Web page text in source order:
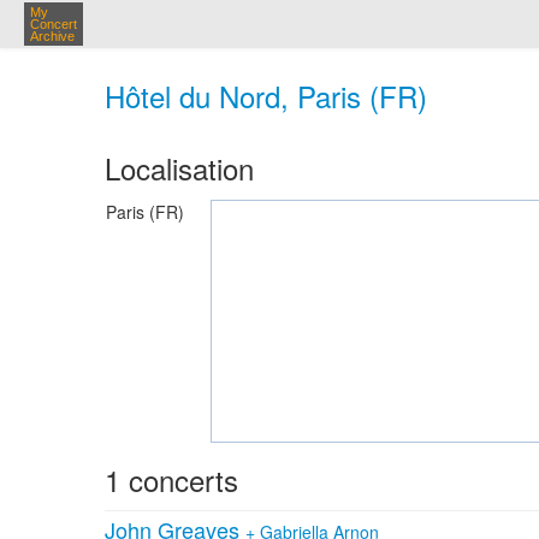
My
Concert
Archive
Hôtel du Nord, Paris (FR)
Localisation
Paris (FR)
1 concerts
John Greaves + Gabriella Arnon